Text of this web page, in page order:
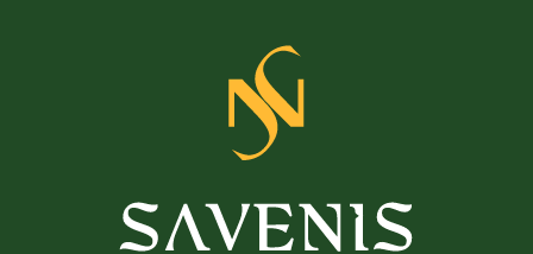
kombinasyonları ve stil konusunda pek çok faydalı bilgiyi
içeriğimizin devamından öğrenebilirsiniz.
Kahverengi Koltuk Takımı ile Odaya
Sıcaklık Katın
ve estetik bir dokunuş katar. Doğru tamamlayıcı ögeler ile,
kendinizi tamamen rahat hissedeceğiniz doğal bir alan
yaratabilirsiniz. Kahverengi koltuk takımları ile oluşturabileceğiniz